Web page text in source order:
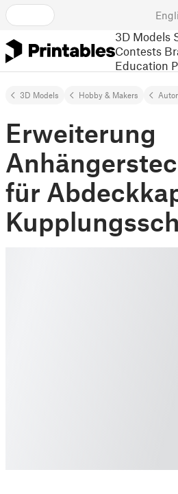
3D Models
Contests
Education
3D Models Hobby & Makers
Erweiterung
für